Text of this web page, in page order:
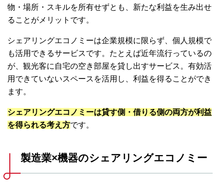
物・場所・スキルを所有せずとも、新たな利益を生み出せ
ることがメリットです。
シェアリングエコノミーは企業規模に限らず、個人規模で
も活用できるサービスです。たとえば近年流行っているの
が、観光客に自宅の空き部屋を貸し出すサービス。有効活
用できていないスペースを活用し、利益を得ることができ
ます。
シェアリングエコノミーは貸す側・借りる側の両方が利益
を得られる考え方です。
製造業×機器のシェアリングエコノミー